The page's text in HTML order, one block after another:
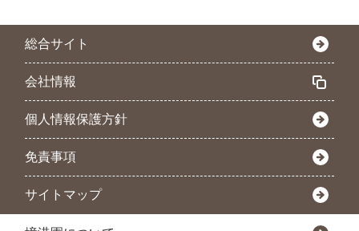
総合サイト
会社情報
個人情報保護方針
免責事項
サイトマップ